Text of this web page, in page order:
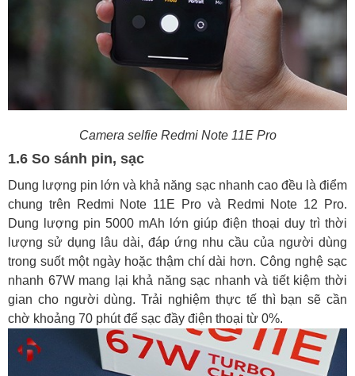
Camera selfie Redmi Note 11E Pro
1.6 So sánh pin, sạc
Dung lượng pin lớn và khả năng sạc nhanh cao đều là điểm
chung trên Redmi Note 11E Pro và Redmi Note 12 Pro.
Dung lượng pin 5000 mAh lớn giúp điện thoại duy trì thời
lượng sử dụng lâu dài, đáp ứng nhu cầu của người dùng
trong suốt một ngày hoặc thậm chí dài hơn. Công nghệ sạc
nhanh 67W mang lại khả năng sạc nhanh và tiết kiệm thời
gian cho người dùng. Trải nghiệm thực tế thì bạn sẽ cần
chờ khoảng 70 phút để sạc đầy điện thoại từ 0%.